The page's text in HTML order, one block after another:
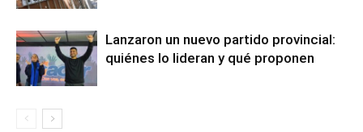
Lanzaron un nuevo partido provincial:
quiénes lo lideran y qué proponen